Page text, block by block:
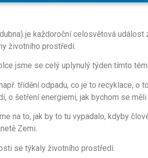
je každoroční celosvětová událost
životního prostředí.
jsme se celý uplynulý týden tímto
třídění odpadu, co je to recyklace, o
o šetření energiemi, jak bychom se měli
na to, jak by to tu vypadalo, kdyby
Zemi.
se týkaly životního prostředí.